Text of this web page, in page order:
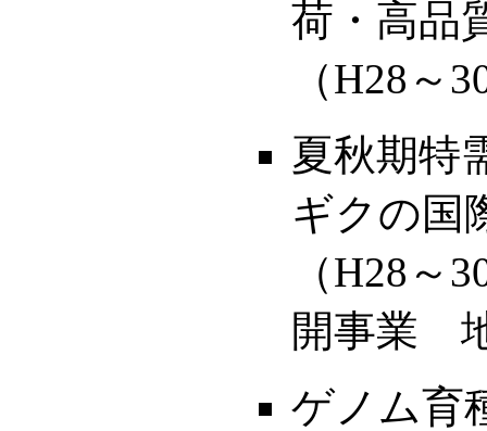
荷・高品
（H28～
夏秋期特
ギクの国
（H28～
開事業
ゲノム育